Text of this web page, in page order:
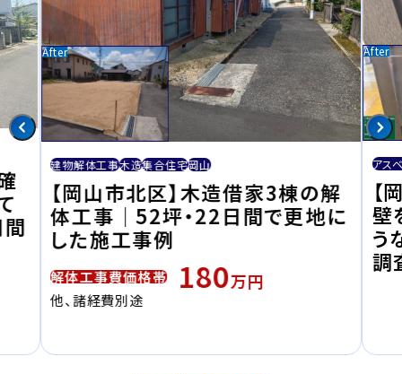
建物解体工事木造集合住宅岡山
【岡山市北区】木造借家3棟の解
体工事｜52坪・22日間で更地に
した施工事例
解体工事費価格帯 180万円
他、諸経費別途
アス
【
壁
う
調